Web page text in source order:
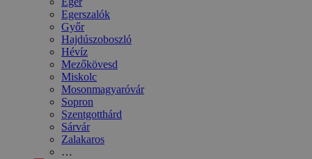
Egerszalók
Győr
Hajdúszoboszló
Hévíz
Mezőkövesd
Miskolc
Mosonmagyaróvár
Sopron
Szentgotthárd
Sárvár
Zalakaros
…